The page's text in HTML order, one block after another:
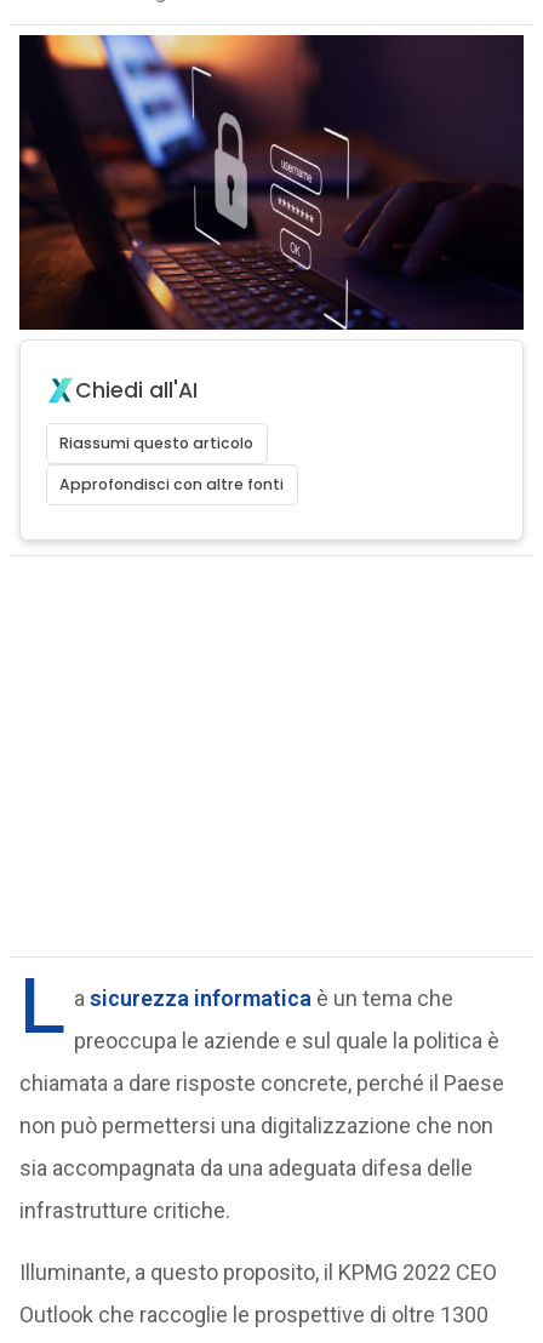
Chiedi all'AI
Riassumi questo articolo
Approfondisci con altre fonti
L a sicurezza informatica è un tema che
preoccupa le aziende e sul quale la politica è
chiamata a dare risposte concrete, perché il Paese
non può permettersi una digitalizzazione che non
sia accompagnata da una adeguata difesa delle
infrastrutture critiche.
Illuminante, a questo proposito, il KPMG 2022 CEO
Outlook che raccoglie le prospettive di oltre 1300